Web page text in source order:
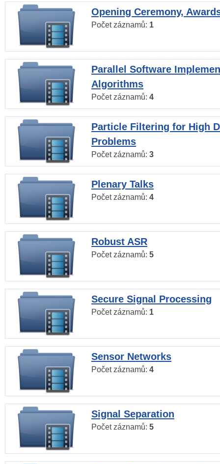
Opening Ceremony,
Počet záznamů: 1
Parallel Software
Algorithms
Počet záznamů: 4
Particle Filtering for High
Problems
Počet záznamů: 3
Plenary Talks
Počet záznamů: 4
Robust ASR
Počet záznamů: 5
Secure Signal Processing
Počet záznamů: 1
Sensor Networks
Počet záznamů: 4
Signal Separation
Počet záznamů: 5